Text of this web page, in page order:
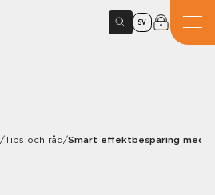
SV
/Tips och råd/Smart effektbesparing med